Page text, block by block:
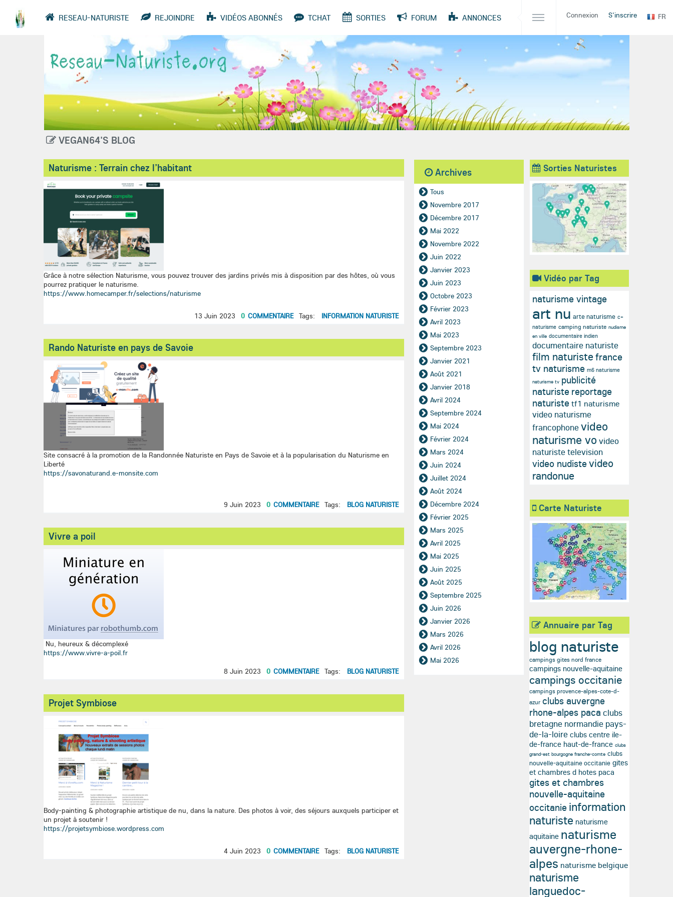
Connexion S'inscrire FR
RESEAU-NATURISTE REJOINDRE VIDÉOS ABONNÉS TCHAT SORTIES FORUM ANNONCES
ANNUAIRE GROUPES SONDAGES
VEGAN64'S BLOG
Naturisme : Terrain chez l’habitant
Grâce à notre sélection Naturisme, vous pouvez trouver des jardins privés mis à disposition par des hôtes, où vous
pourrez pratiquer le naturisme.
https://www.homecamper.fr/selections/naturisme
13 Juin 2023 0 COMMENTAIRE Tags: INFORMATION NATURISTE
Rando Naturiste en pays de Savoie
Site consacré à la promotion de la Randonnée Naturiste en Pays de Savoie et à la popularisation du Naturisme en
Liberté
https://savonaturand.e-monsite.com
9 Juin 2023 0 COMMENTAIRE Tags: BLOG NATURISTE
Vivre a poil
Nu, heureux & décomplexé
https://www.vivre-a-poil.fr
8 Juin 2023 0 COMMENTAIRE Tags: BLOG NATURISTE
Projet Symbiose
Body-painting & photographie artistique de nu, dans la nature. Des photos à voir, des séjours auxquels participer et
un projet à soutenir !
https://projetsymbiose.wordpress.com
4 Juin 2023 0 COMMENTAIRE Tags: BLOG NATURISTE
Archives
Tous
Novembre 2017
Décembre 2017
Mai 2022
Novembre 2022
Juin 2022
Janvier 2023
Juin 2023
Octobre 2023
Février 2023
Avril 2023
Mai 2023
Septembre 2023
Janvier 2021
Août 2021
Janvier 2018
Avril 2024
Septembre 2024
Mai 2024
Février 2024
Mars 2024
Juin 2024
Juillet 2024
Août 2024
Décembre 2024
Février 2025
Mars 2025
Avril 2025
Mai 2025
Juin 2025
Août 2025
Septembre 2025
Juin 2026
Janvier 2026
Mars 2026
Avril 2026
Mai 2026
Sorties Naturistes
Vidéo par Tag
naturisme vintage
art nu arte naturisme c+
naturisme camping naturiste nudisme
en ville documentaire indien
documentaire naturiste
film naturistefrance
tv naturisme m6 naturisme
naturisme tv publicité
naturiste reportage
naturiste tf1 naturisme
video naturisme
francophone video
naturisme vo video
naturiste television
video nudistevideo
randonue
Carte Naturiste
Annuaire par Tag
blog naturiste
campings gites nord france
campings nouvelle-aquitaine
campings occitanie
campings provence-alpes-cote-d-
azur clubs auvergne
rhone-alpes paca clubs
bretagne normandie pays-
de-la-loire clubs centre ile-
de-france haut-de-france clubs
grand-est bourgogne franche-comte clubs
nouvelle-aquitaine occitanie gites
et chambres d hotes paca
gites et chambres
nouvelle-aquitaine
occitanie information
naturiste naturisme
aquitaine naturisme
auvergne-rhone-
alpes naturisme belgique
naturisme
languedoc-